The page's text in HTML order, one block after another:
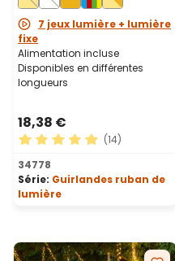
7 jeux lumière + lumière
fixe
Alimentation incluse
Disponibles en différentes
longueurs
18,38 €
Note moyenne de 4.93
(14)
34778
Série: Guirlandes ruban de
lumière